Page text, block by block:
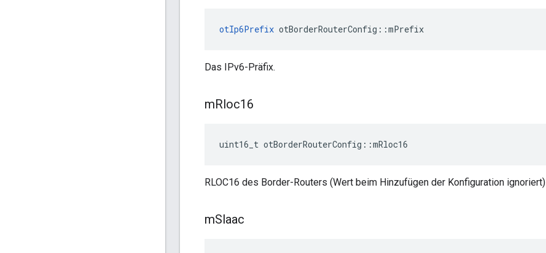
otIp6Prefix otBorderRouterConfig ::mPrefix
Das IPv6-Präfix.
mRloc16
uint16_t otBorderRouterConfig ::mRloc16
RLOC16 des Border-Routers (Wert beim Hinzufügen der Konfiguration ignoriert)
mSlaac